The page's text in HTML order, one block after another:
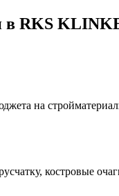
в RKS
на
костровые